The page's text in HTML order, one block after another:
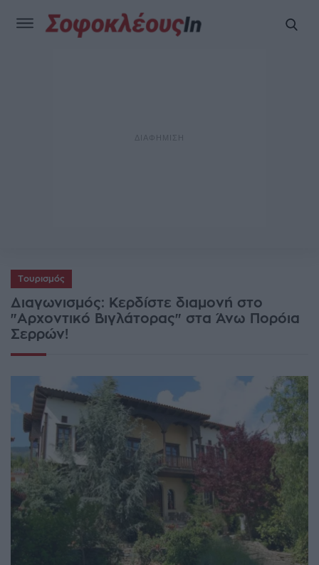
Τουρισμός
Διαγωνισμός: Κερδίστε διαμονή στο
"Αρχοντικό Βιγλάτορας" στα Άνω Πορόια
Σερρών!